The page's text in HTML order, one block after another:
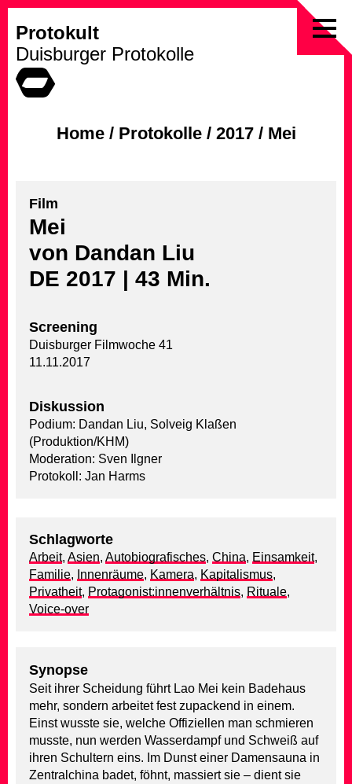
to
Protokult
Duisburger Protokolle
Home/ Protokolle/ 2017/ Mei
Film
Mei
von Dandan Liu
DE 2017 | 43 Min.
Screening
Duisburger Filmwoche 41
11.11.2017
Diskussion
Podium: Dandan Liu, Solveig Klaßen
(Produktion/KHM)
Moderation: Sven Ilgner
Protokoll: Jan Harms
Schlagworte
Arbeit, Asien, Autobiografisches, China, Einsamkeit,
Familie, Innenräume, Kamera, Kapitalismus,
Privatheit, Protagonist:innenverhältnis, Rituale,
Voice-over
Synopse
Seit ihrer Scheidung führt Lao Mei kein Badehaus
mehr, sondern arbeitet fest zupackend in einem.
Einst wusste sie, welche Offiziellen man schmieren
musste, nun werden Wasserdampf und Schweiß auf
ihren Schultern eins. Im Dunst einer Damensauna in
Zentralchina badet, föhnt, massiert sie – dient sie